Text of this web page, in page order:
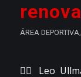
ÁREA DEPORTIVA,
👉🏼 Leo